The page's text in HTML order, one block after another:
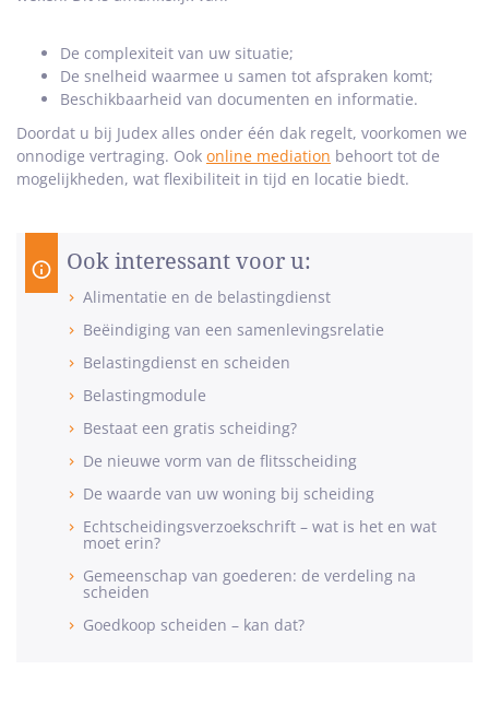
De complexiteit van uw situatie;
De snelheid waarmee u samen tot afspraken komt;
Beschikbaarheid van documenten en informatie.
Doordat u bij Judex alles onder één dak regelt, voorkomen we
onnodige vertraging. Ook online mediation behoort tot de
mogelijkheden, wat flexibiliteit in tijd en locatie biedt.
Ook interessant voor u:
Alimentatie en de belastingdienst
Beëindiging van een samenlevingsrelatie
Belastingdienst en scheiden
Belastingmodule
Bestaat een gratis scheiding?
De nieuwe vorm van de flitsscheiding
De waarde van uw woning bij scheiding
Echtscheidingsverzoekschrift – wat is het en wat
moet erin?
Gemeenschap van goederen: de verdeling na
scheiden
Goedkoop scheiden – kan dat?